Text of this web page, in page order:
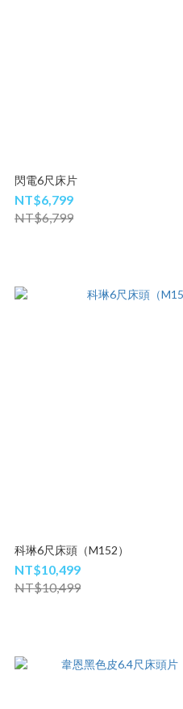
閃電6尺床片
NT$6,799
NT$6,799
科琳6尺床頭（M152）
NT$10,499
NT$10,499